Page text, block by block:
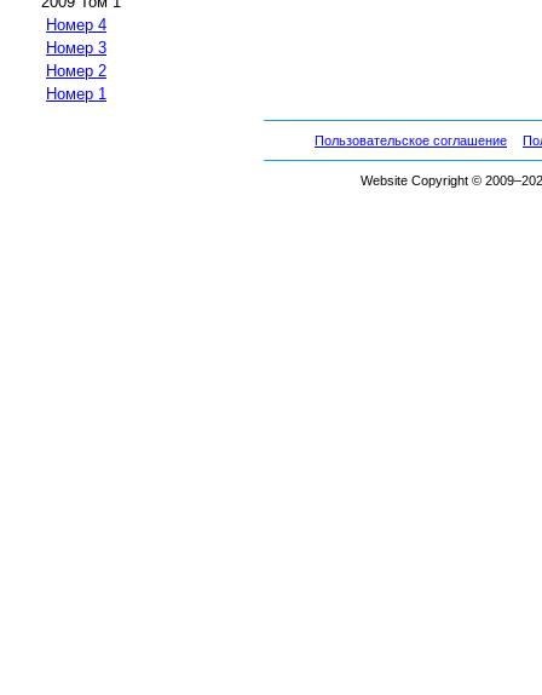
Номер 4
Номер 3
Номер 2
Номер 1
Пользовательское соглашение
Website Copyright ©